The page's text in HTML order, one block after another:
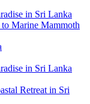
in Sri Lanka
Marine Mammoth
in Sri Lanka
Retreat in Sri